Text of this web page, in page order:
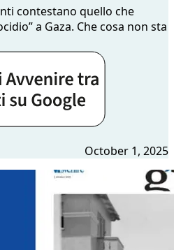
contestano quello che
a Gaza. Che cosa non sta
October 1, 2025